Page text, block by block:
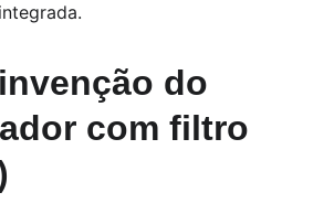
do
com filtro